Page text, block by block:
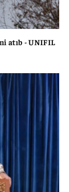
atıb - UNIFIL